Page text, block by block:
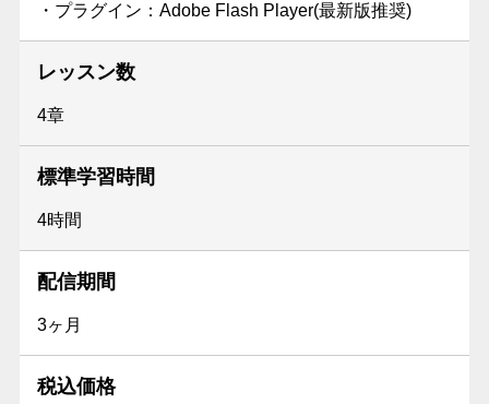
・プラグイン：Adobe Flash Player(最新版推奨)
レッスン数
4章
標準学習時間
4時間
配信期間
3ヶ月
税込価格